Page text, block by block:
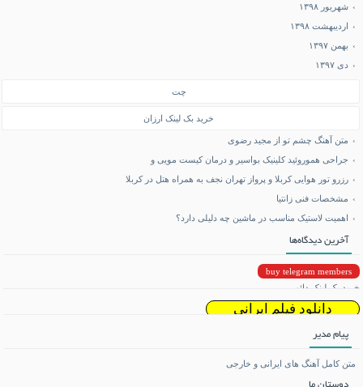
شهریور ۱۳۹۸
اردیبهشت ۱۳۹۸
بهمن ۱۳۹۷
دی ۱۳۹۷
چت
خرید بک لینک ارزان
متن آهنگ چشم تو از مجید رضوی
جراحی هموروئید کلینیک بواسیر و درمان کیست مویی و
رزرو تور هوایی کربلا و پرواز تهران نجف به همراه هتل در کربلا
مشخصات فنی زانتیا
اهمیت لاستیک مناسب در ماشین چه دلیلی دارد؟
آخرین دیدگاه‌ها
buy telegram members
خرید بک لینک دائمی
دانلود فیلم ایرانی
دانلود ریمیکس
پیام مدیر
متن کامل آهنگ های ایرانی و خارجی